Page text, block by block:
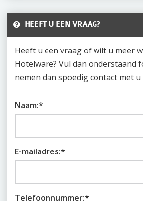
HEEFT U EEN VRAAG?
Heeft u een vraag of wilt u meer
Hotelware? Vul dan onderstaand
nemen dan spoedig contact met u
Naam:*
E-mailadres:*
Telefoonnummer:*